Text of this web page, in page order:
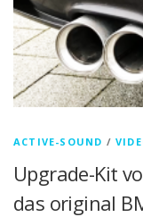
ACTIVE-SOUND /
Upgrade-Kit
das original